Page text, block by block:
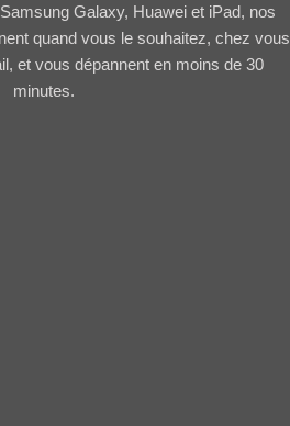
Galaxy, Huawei et iPad, nos
quand vous le souhaitez, chez vous
et vous dépannent en moins de 30
minutes.